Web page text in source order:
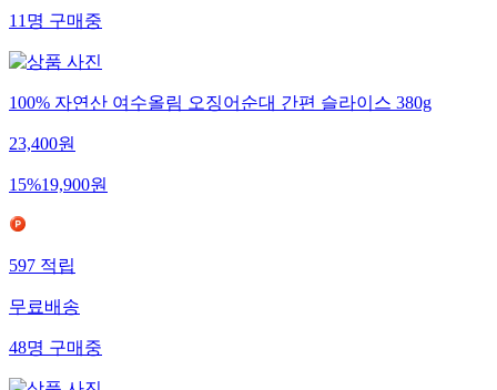
11명구매중
100% 자연산 여수올림 오징어순대 간편 슬라이스 380g
23,400원
15%19,900원
597적립
무료배송
48명구매중